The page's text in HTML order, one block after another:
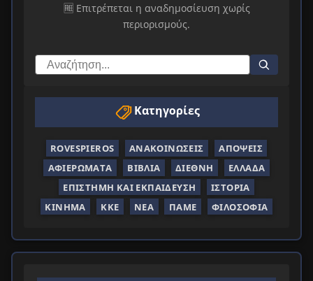
🆓 Επιτρέπεται η αναδημοσίευση χωρίς
περιορισμούς.
Κατηγορίες
ROVESPIEROS ΑΝΑΚΟΙΝΏΣΕΙΣ
ΑΠΌΨΕΙΣ
ΑΦΙΕΡΏΜΑΤΑ
ΒΙΒΛΊΑ ΔΙΕΘΝΉ
ΕΛΛΆΔΑ
ΕΠΙΣΤΉΜΗ ΚΑΙ ΕΚΠΑΊΔΕΥΣΗ
ΙΣΤΟΡΊΑ
ΚΊΝΗΜΑ
ΚΚΕ ΝΈΑ ΠΑΜΕ ΦΙΛΟΣΟΦΊΑ